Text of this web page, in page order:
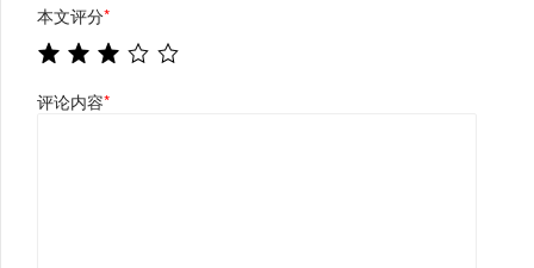
本文评分*
评论内容*